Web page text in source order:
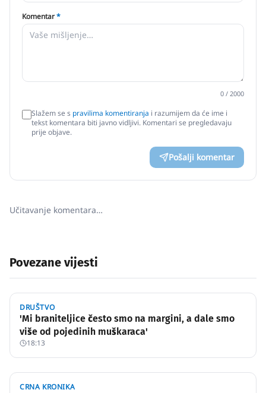
Komentar*
0 / 2000
Slažem se s pravilima komentiranja i razumijem da će ime i
tekst komentara biti javno vidljivi. Komentari se pregledavaju
prije objave.
Pošalji komentar
Učitavanje komentara…
Povezane vijesti
DRUŠTVO
'Mi braniteljice često smo na margini, a dale smo
više od pojedinih muškaraca'
18:13
CRNA KRONIKA